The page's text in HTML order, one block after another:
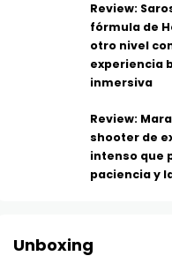
Review:
fórmula de
otro nivel
experiencia
inmersiva
Review:
shooter de
intenso que
paciencia y
Unboxing